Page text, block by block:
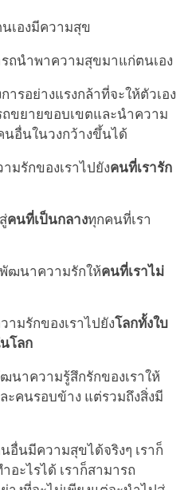
เองมีความสุข
ถนำพาความสุขมาแก่ตนเอง
ารอย่างแรงกล้าที่จะให้ตัวเอง
ขยายขอบเขตและนำความ
อื่นในวงกว้างขึ้นได้
มรักของเราไปยังคนที่เรารัก
คนที่เป็นกลางทุกคนที่เรา
ฒนาความรักให้คนที่เราไม่
ามรักของเราไปยังโลกทั้งใบ
โลก
นาความรู้สึกรักของเราให้
ะคนรอบข้าง แต่รวมถึงสิ่งมี
อื่นมีความสุขได้จริงๆ เราก็
อะไรได้ เราก็สามารถ